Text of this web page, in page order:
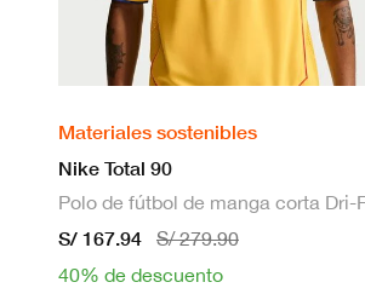
Materiales sostenibles
Nike Total 90
S/ 167.94
S/ 279.90
40% de descuento